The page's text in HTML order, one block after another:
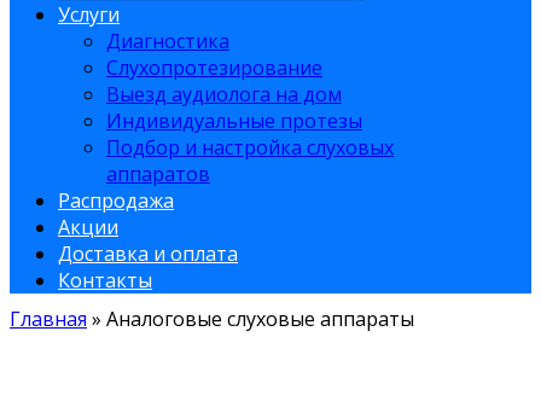
Услуги
Диагностика
Слухопротезирование
Выезд аудиолога на дом
Индивидуальные протезы
Подбор и настройка слуховых
аппаратов
Распродажа
Акции
Доставка и оплата
Контакты
Главная » Аналоговые слуховые аппараты